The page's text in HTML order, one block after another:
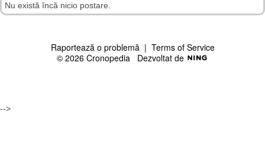
Nu există încă nicio postare.
Raportează o problemă| Terms of Service
© 2026 Cronopedia Dezvoltat de
-->